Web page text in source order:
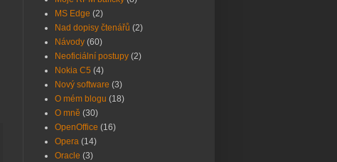
MS Edge (2)
Nad dopisy čtenářů (2)
Návody (60)
Neoficiální postupy (2)
Nokia C5 (4)
Nový software (3)
O mém blogu (18)
O mně (30)
OpenOffice (16)
Opera (14)
Oracle (3)